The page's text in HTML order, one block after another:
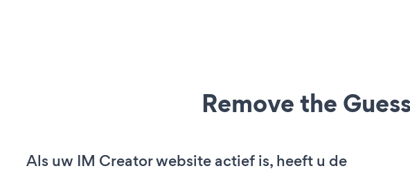
Remove the
Als uw IM Creator website actief is, heeft u de